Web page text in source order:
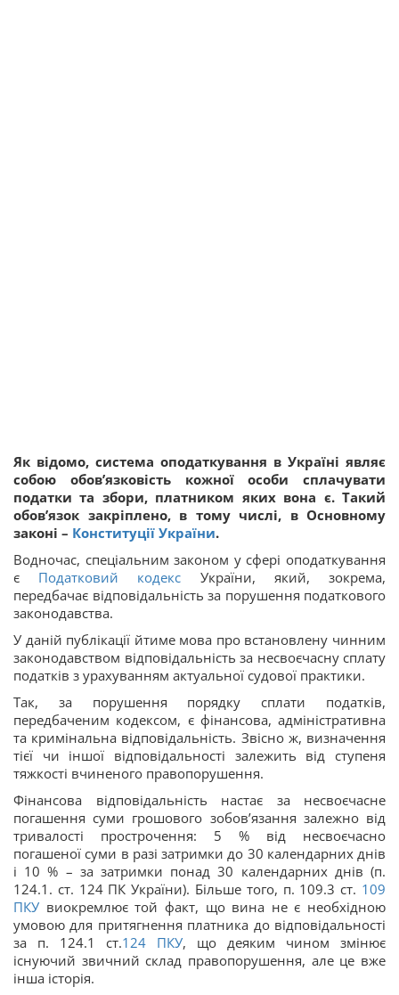
Як відомо, система оподаткування в Україні являє
собою обов’язковість кожної особи сплачувати
податки та збори, платником яких вона є. Такий
обов’язок закріплено, в тому числі, в Основному
законі – Конституції України.
Водночас, спеціальним законом у сфері оподаткування
є Податковий кодекс України, який, зокрема,
передбачає відповідальність за порушення податкового
законодавства.
У даній публікації йтиме мова про встановлену чинним
законодавством відповідальність за несвоєчасну сплату
податків з урахуванням актуальної судової практики.
Так, за порушення порядку сплати податків,
передбаченим кодексом, є фінансова, адміністративна
та кримінальна відповідальність. Звісно ж, визначення
тієї чи іншої відповідальності залежить від ступеня
тяжкості вчиненого правопорушення.
Фінансова відповідальність настає за несвоєчасне
погашення суми грошового зобов’язання залежно від
тривалості прострочення: 5 % від несвоєчасно
погашеної суми в разі затримки до 30 календарних днів
і 10 % – за затримки понад 30 календарних днів (п.
124.1. ст. 124 ПК України). Більше того, п. 109.3 ст. 109
ПКУ виокремлює той факт, що вина не є необхідною
умовою для притягнення платника до відповідальності
за п. 124.1 ст.124 ПКУ, що деяким чином змінює
існуючий звичний склад правопорушення, але це вже
інша історія.